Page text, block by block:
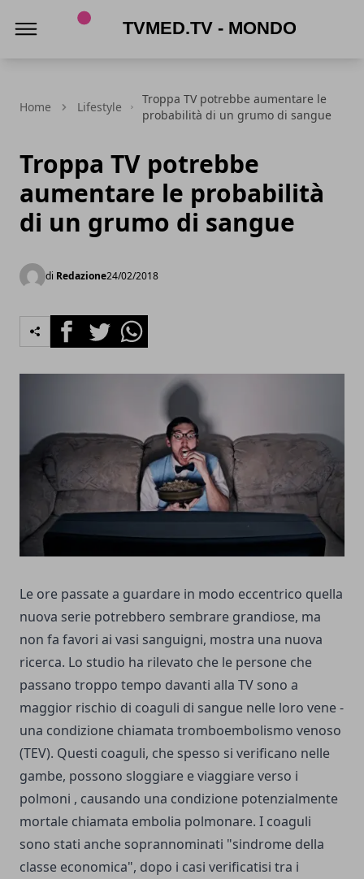
Home Lifestyle
Troppa TV potrebbe aumentare le
probabilità di un grumo di sangue
Troppa TV potrebbe
aumentare le probabilità
di un grumo di sangue
di Redazione24/02/2018
FacebookTwitterWhatsapp
Le ore passate a guardare in modo eccentrico quella
nuova serie potrebbero sembrare grandiose, ma
non fa favori ai vasi sanguigni, mostra una nuova
ricerca. Lo studio ha rilevato che le persone che
passano troppo tempo davanti alla TV sono a
maggior rischio di coaguli di sangue nelle loro vene -
una condizione chiamata tromboembolismo venoso
(TEV). Questi coaguli, che spesso si verificano nelle
gambe, possono sloggiare e viaggiare verso i
polmoni , causando una condizione potenzialmente
mortale chiamata embolia polmonare. I coaguli
sono stati anche soprannominati "sindrome della
classe economica", dopo i casi verificatisi tra i